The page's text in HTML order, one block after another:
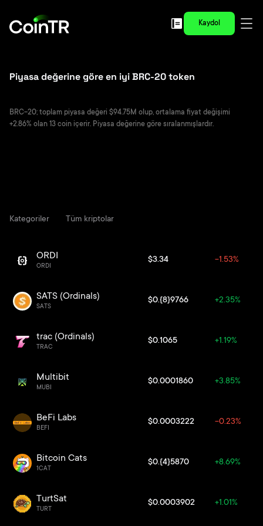
Kaydol
Piyasa değerine göre en iyi BRC-20 token
BRC-20; toplam piyasa değeri $94.75M olup, ortalama fiyat değişimi
+2.86% olan 13 coin içerir. Piyasa değerine göre sıralanmışlardır.
Kategoriler Tüm kriptolar
ORDI
ORDI
$3.34 -1.53%
SATS (Ordinals)
SATS
$0.{8}9766 +2.35%
trac (Ordinals)
TRAC
$0.1065 +1.19%
Multibit
MUBI
$0.0001860 +3.85%
BeFi Labs
BEFI
$0.0003222 -0.23%
Bitcoin Cats
1CAT
$0.{4}5870 +8.69%
TurtSat
TURT
$0.0003902 +1.01%